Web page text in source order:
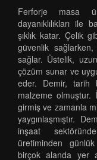
Ferforje masa
dayanıklılıkları ile
şıklık katar. Çelik
güvenlik
sağlar. Üstelik,
çözüm sunar ve
eder. Demir, tarih
malzeme olmuştur.
girmiş ve zamanla
yaygınlaşmıştır.
inşaat
üretiminden
birçok alanda yer